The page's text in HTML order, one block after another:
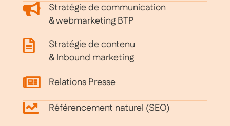
Stratégie de communication
& webmarketing BTP
Stratégie de contenu
& Inbound marketing
Relations Presse
Référencement naturel (SEO)